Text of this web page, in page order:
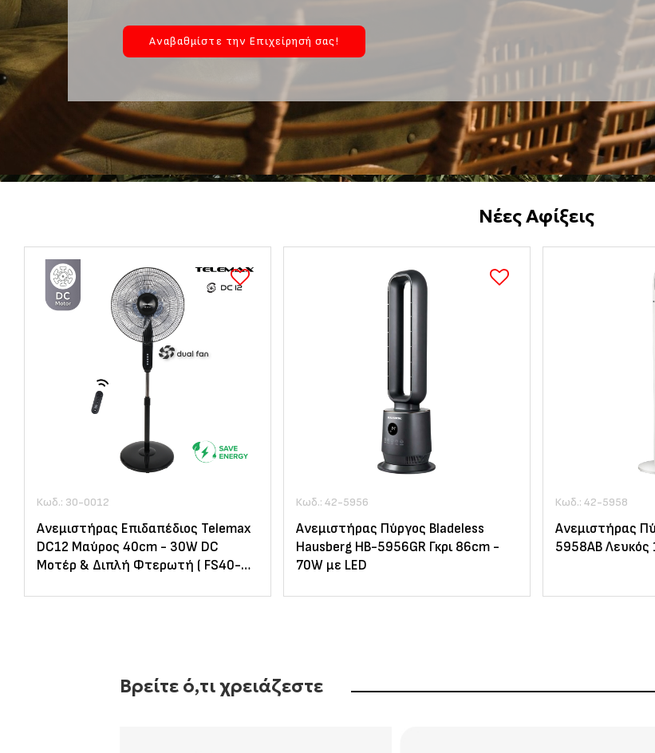
Αναβαθμίστε την Επιχείρησή σας!
Νέες Αφίξεις
Κωδ.: 30-0012
Ανεμιστήρας Επιδαπέδιος Telemax
DC12 Μαύρος 40cm - 30W DC
Μοτέρ & Διπλή Φτερωτή ( FS40-
Κωδ.: 42-5956
Ανεμιστήρας Πύργος Bladeless
Hausberg HB-5956GR Γκρι 86cm -
70W με LED
Κωδ.: 42-5958
Ανεμιστήρας
5958AB
Βρείτε ό,τι χρειάζεστε